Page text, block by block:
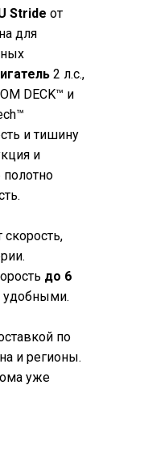
Stride от
для
2 л.с.,
DECK™ и
и тишину
и
скорость,
до 6
удобными.
по
и регионы.
уже